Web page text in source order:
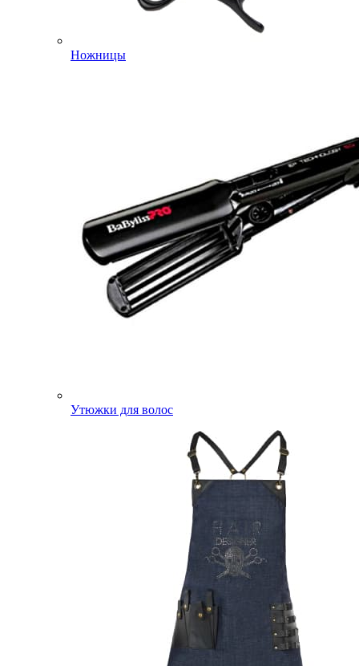
Ножницы
Утюжки для волос